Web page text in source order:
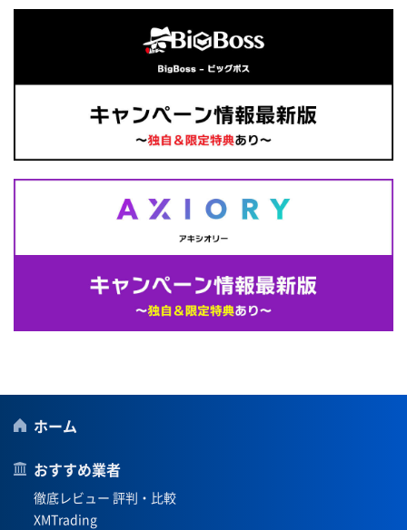
ホーム
おすすめ業者
徹底レビュー 評判・比較
XMTrading